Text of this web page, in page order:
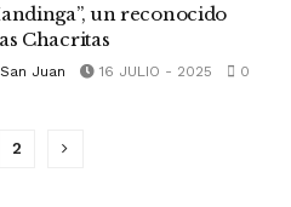
un reconocido
Chacritas
Juan 16 JULIO - 2025 0
2